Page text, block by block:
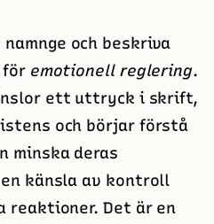
och beskriva
för emotionell reglering.
ett uttryck i skrift,
och börjar förstå
minska deras
känsla av kontroll
reaktioner. Det är en